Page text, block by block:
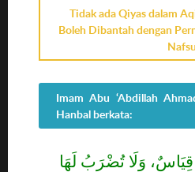
Tidak ada Qiyas dalam
Boleh Dibantah dengan
Nafsu
Imam Abu ‘Abdillah
Hanbal berkata:
وَلَا تُضْرَبُ لَهَا